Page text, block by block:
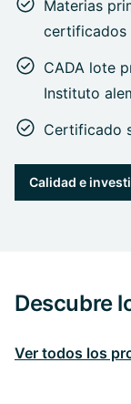
Materias
certificados
CADA lote
Instituto
Certificado
Calidad e
Descubre
Ver todos los